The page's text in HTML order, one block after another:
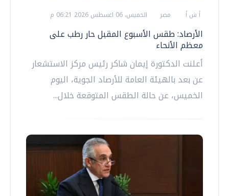
أ ش أ مصر الخميس، 06 اغسطس 2026 06:21 م
الأرصاد: طقس الأسبوع المقبل حار رطب على
معظم الأنحاء
أعلنت الدكتورة إيمان شاكر رئيس مركز الاستشعار
عن بعد بالهيئة العامة للأرصاد الجوية، اليوم
الخميس، عن حالة الطقس المتوقعة خلال...